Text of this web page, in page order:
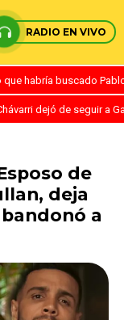
RADIO EN VIVO
habría buscado
dejó de seguir a
de
deja
a